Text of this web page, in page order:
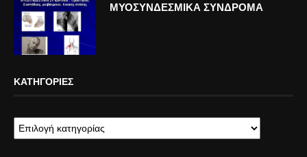
ΜΥΟΣΥΝΔΕΣΜΙΚΑ ΣΥΝΔΡΟΜΑ
ΚΑΤΗΓΟΡΊΕΣ